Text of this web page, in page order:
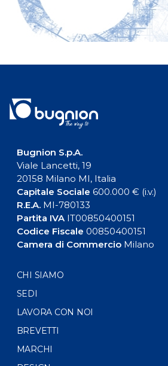
Bugnion S.p.A.
Viale Lancetti, 19
20158 Milano MI, Italia
Capitale Sociale 600.000 € (i.v.)
R.E.A.MI-780133
Partita IVAIT00850400151
Codice Fiscale 00850400151
Camera di CommercioMilano
CHI SIAMO
SEDI
LAVORA CON NOI
BREVETTI
MARCHI